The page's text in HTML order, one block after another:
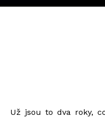
Už jsou to dva roky,